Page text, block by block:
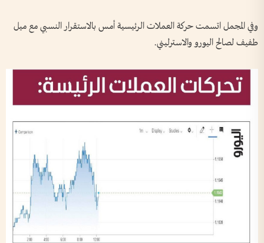
وفي المجمل اتسمت حركة العملات الرئيسية أمس بالاستقرار النسبي مع ميل
طفيف لصالح اليورو والاسترليني.